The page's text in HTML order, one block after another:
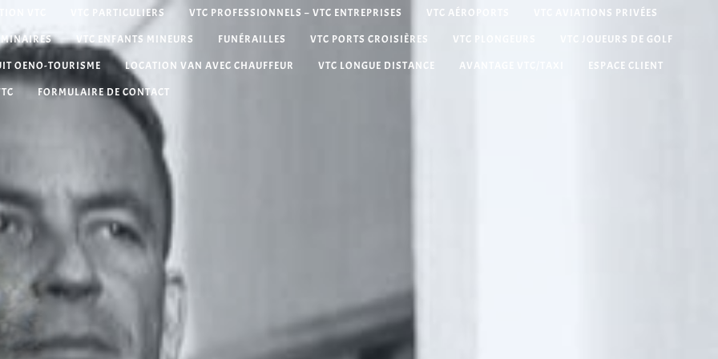
VTC VTC PARTICULIERS VTC PROFESSIONNELS – VTC ENTREPRISES VTC AÉROPORTS VTC AVIATIONS PRIVÉES
VTC ENFANTS MINEURS FUNÉRAILLES VTC PORTS CROISIÈRES VTC PLONGEURS VTC JOUEURS DE GOLF
OENO-TOURISME LOCATION VAN AVEC CHAUFFEUR VTC LONGUE DISTANCE AVANTAGE VTC/TAXI ESPACE CLIENT
FORMULAIRE DE CONTACT